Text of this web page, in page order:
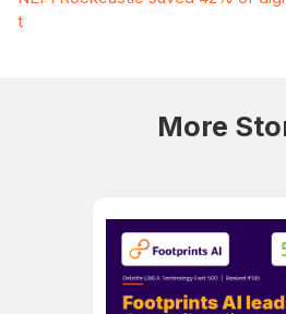
t
More